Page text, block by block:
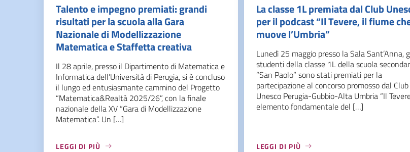
Talento e impegno premiati: grandi
risultati per la scuola alla Gara
Nazionale di Modellizzazione
Matematica e Staffetta creativa
Il 28 aprile, presso il Dipartimento di Matematica e
Informatica dell’Università di Perugia, si è concluso
il lungo ed entusiasmante cammino del Progetto
“Matematica&Realtà 2025/26”, con la finale
nazionale della XV “Gara di Modellizzazione
Matematica”. Un […]
LEGGI DI PIÙ
La classe 1L premiata dal Club
per il podcast “Il Tevere, il fiume
muove l’Umbria”
Lunedì 25 maggio presso la Sala Sant’Anna,
studenti della classe 1L della scuola
“San Paolo” sono stati premiati per la
partecipazione al concorso promosso dal Club
Unesco Perugia-Gubbio-Alta Umbria “Il
elemento fondamentale del […]
LEGGI DI PIÙ